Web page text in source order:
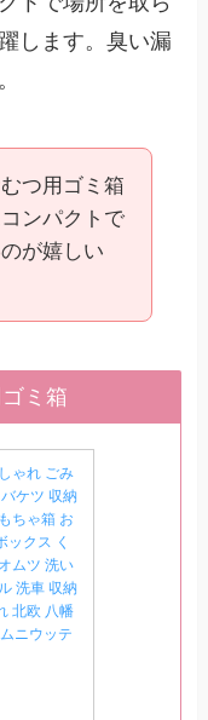
します。臭い漏
つ用ゴミ箱
ンパクトで
が嬉しい
ミ箱
ゃれ ごみ
ケツ 収納
ちゃ箱 お
ックス く
ムツ 洗い
洗車 収納
北欧 八幡
ニウッテ